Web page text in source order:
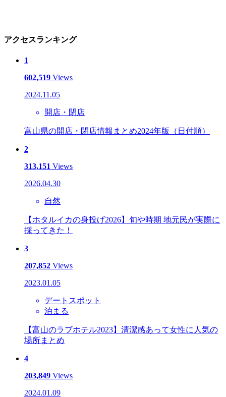
アクセスランキング
1
602,519 Views
2024.11.05
開店・閉店
富山県の開店・閉店情報まとめ2024年版（日付順）
2
313,151 Views
2026.04.30
自然
【ホタルイカの身投げ2026】旬や時期 地元民が実際に
採ってきた！
3
207,852 Views
2023.01.05
デートスポット
泊まる
【富山のラブホテル2023】清潔感あって女性に人気の
場所まとめ
4
203,849 Views
2024.01.09